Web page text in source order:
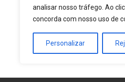
analisar nosso tráfego. Ao
concorda com nosso uso de
Personalizar